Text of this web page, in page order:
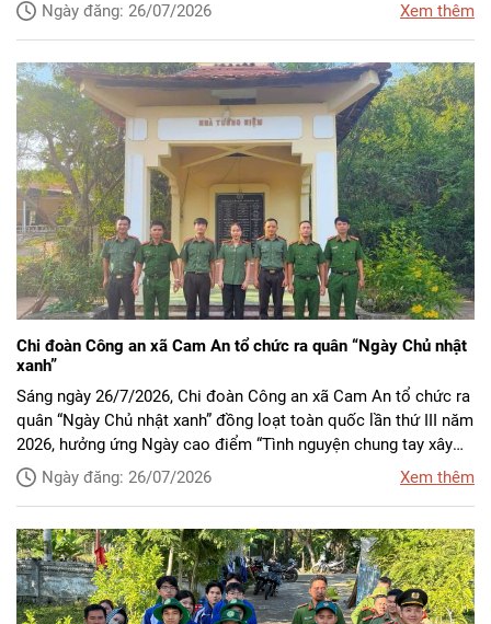
Ngày đăng: 26/07/2026
Xem thêm
Chi đoàn Công an xã Cam An tổ chức ra quân “Ngày Chủ nhật
xanh”
Sáng ngày 26/7/2026, Chi đoàn Công an xã Cam An tổ chức ra
quân “Ngày Chủ nhật xanh” đồng loạt toàn quốc lần thứ III năm
2026, hưởng ứng Ngày cao điểm “Tình nguyện chung tay xây
dựng nông thôn mới”
Ngày đăng: 26/07/2026 Xem thêm